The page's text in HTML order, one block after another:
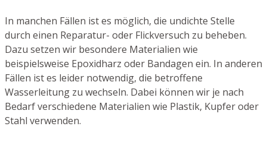
In manchen Fällen ist es möglich, die undichte Stelle
durch einen Reparatur- oder Flickversuch zu beheben.
Dazu setzen wir besondere Materialien wie
beispielsweise Epoxidharz oder Bandagen ein. In anderen
Fällen ist es leider notwendig, die betroffene
Wasserleitung zu wechseln. Dabei können wir je nach
Bedarf verschiedene Materialien wie Plastik, Kupfer oder
Stahl verwenden.